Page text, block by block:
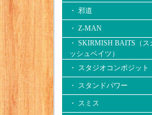
・ 邪道
・ Z-MAN
・ SKIRMISH BAITS（ス
ッシュベイツ）
・ スタジオコンポジット
・ スタンドパワー
・ スミス